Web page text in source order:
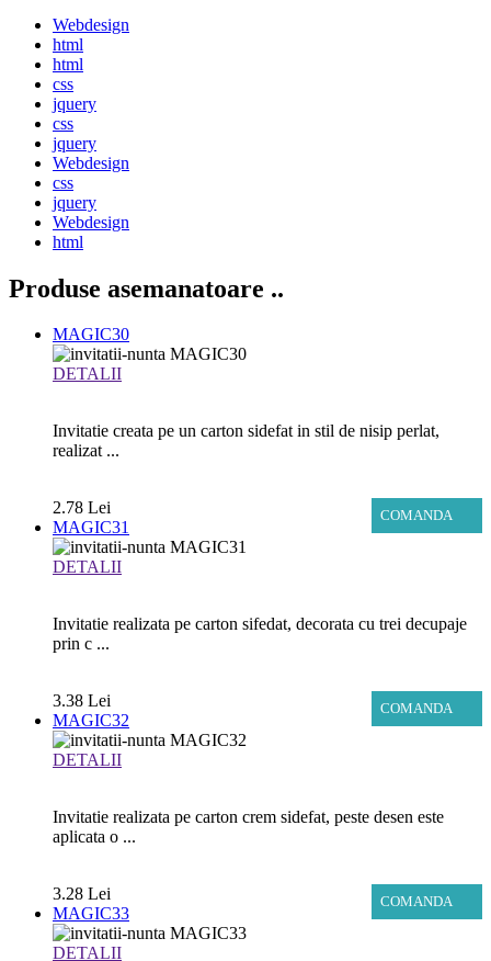
Webdesign
html
html
css
jquery
css
jquery
Webdesign
css
jquery
Webdesign
html
Produse asemanatoare ..
MAGIC30
DETALII
Invitatie creata pe un carton sidefat in stil de nisip perlat,
realizat ...
COMANDA
2.78 Lei
MAGIC31
DETALII
Invitatie realizata pe carton sifedat, decorata cu trei decupaje
prin c ...
COMANDA
3.38 Lei
MAGIC32
DETALII
Invitatie realizata pe carton crem sidefat, peste desen este
aplicata o ...
COMANDA
3.28 Lei
MAGIC33
DETALII